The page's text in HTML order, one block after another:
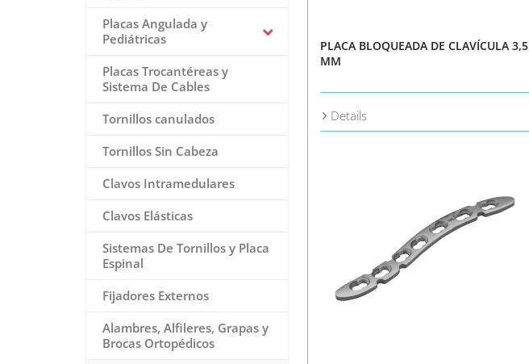
PLACA BLOQUEADA DE CLAVÍCULA 3,5
MM
Details
Placas Angulada y
Pediátricas
Placas Trocantéreas y
Sistema De Cables
Tornillos canulados
Tornillos Sin Cabeza
Clavos Intramedulares
Clavos Elásticas
Sistemas De Tornillos y Placa
Espinal
Fijadores Externos
Alambres, Alfileres, Grapas y
Brocas Ortopédicos